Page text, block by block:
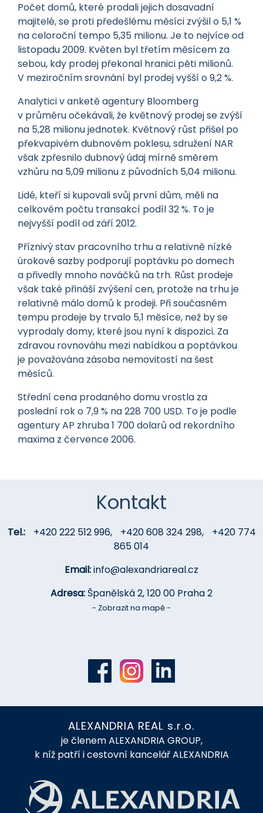
Počet domů, které prodali jejich dosavadní
majitelé, se proti předešlému měsíci zvýšil o 5,1 %
na celoroční tempo 5,35 milionu. Je to nejvíce od
listopadu 2009. Květen byl třetím měsícem za
sebou, kdy prodej překonal hranici pěti milionů.
V meziročním srovnání byl prodej vyšší o 9,2 %.
Analytici v anketě agentury Bloomberg
v průměru očekávali, že květnový prodej se zvýší
na 5,28 milionu jednotek. Květnový růst přišel po
překvapivém dubnovém poklesu, sdružení NAR
však zpřesnilo dubnový údaj mírně směrem
vzhůru na 5,09 milionu z původních 5,04 milionu.
Lidé, kteří si kupovali svůj první dům, měli na
celkovém počtu transakcí podíl 32 %. To je
nejvyšší podíl od září 2012.
Příznivý stav pracovního trhu a relativně nízké
úrokové sazby podporují poptávku po domech
a přivedly mnoho nováčků na trh. Růst prodeje
však také přináší zvýšení cen, protože na trhu je
relativně málo domů k prodeji. Při současném
tempu prodeje by trvalo 5,1 měsíce, než by se
vyprodaly domy, které jsou nyní k dispozici. Za
zdravou rovnováhu mezi nabídkou a poptávkou
je považována zásoba nemovitostí na šest
měsíců.
Střední cena prodaného domu vrostla za
poslední rok o 7,9 % na 228 700 USD. To je podle
agentury AP zhruba 1 700 dolarů od rekordního
maxima z července 2006.
Kontakt
Tel.: +420 222 512 996, +420 608 324 298,
+420 774
865 014
Email:info@alexandriareal.cz
Adresa: Španělská 2, 120 00 Praha 2
- Zobrazit na mapě -
ALEXANDRIA REAL s.r.o.
je členem ALEXANDRIA GROUP,
k níž patří i cestovní kancelář ALEXANDRIA